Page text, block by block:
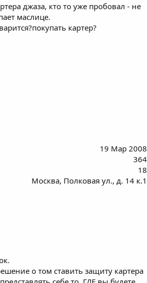
джаза, кто то уже пробовал - не
маслице.
картер?
19 Мар 2008
364
18
Москва, Полковая ул., д. 14 к.1
о том ставить защиту картера